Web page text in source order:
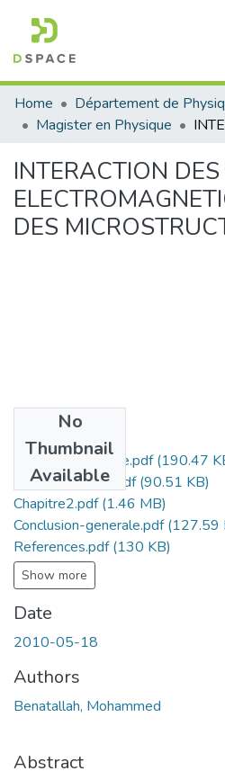
Communities & Collections
All of DSpace
Home
Département de
Magister en Physique
INTERACTION
DES
No
Thumbnail
Available
tables-de-matiere.pdf(190.47
Remerciements.pdf(90.51 KB)
Chapitre2.pdf(1.46 MB)
Conclusion-generale.pdf(127.59
References.pdf(130 KB)
Show more
Date
2010-05-18
Authors
Benatallah, Mohammed
Abstract